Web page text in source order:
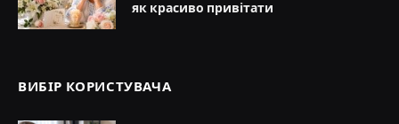
як красиво привітати
ВИБІР КОРИСТУВАЧА